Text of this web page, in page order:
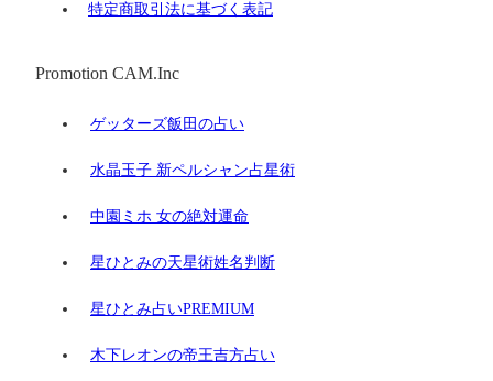
特定商取引法に基づく表記
Promotion CAM.Inc
ゲッターズ飯田の占い
水晶玉子 新ペルシャン占星術
中園ミホ 女の絶対運命
星ひとみの天星術姓名判断
星ひとみ占いPREMIUM
木下レオンの帝王吉方占い